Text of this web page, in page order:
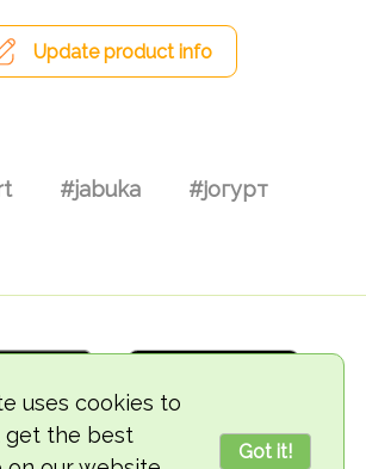
uses cookies to
get the best
Got it!
Update product info
#jabuka #јогурт